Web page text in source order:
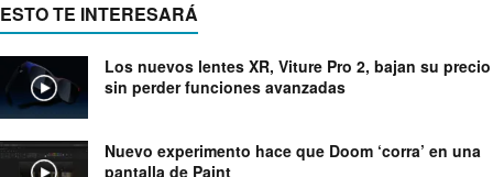
ESTO TE INTERESARÁ
Los nuevos lentes XR, Viture Pro 2, bajan su precio
sin perder funciones avanzadas
Nuevo experimento hace que Doom ‘corra’ en una
pantalla de Paint